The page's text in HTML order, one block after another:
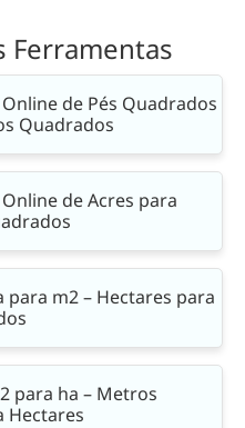
Ferramentas
de Pés Quadrados
Quadrados
de Acres para
para m2 – Hectares para
para ha – Metros
Hectares